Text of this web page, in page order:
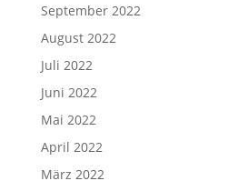
September 2022
August 2022
Juli 2022
Juni 2022
Mai 2022
April 2022
März 2022